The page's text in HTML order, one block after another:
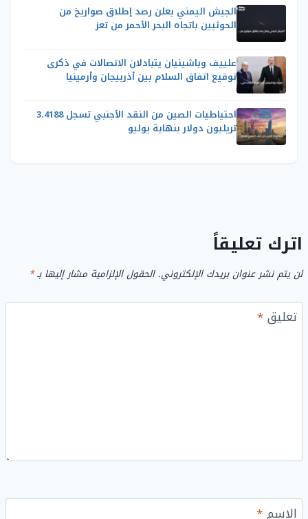
الجيش اليمني يعلن رصد إطلاق صواريخ من
الحوثيين باتجاه البحر الأحمر من تعز
علييف وباشينيان يتبادلان الاتصالات في ذكرى
توقيع اتفاق السلام بين أذربيجان وأرمينيا
احتياطيات الصين من النقد الأجنبي تسجل 3.4188
تريليون دولار بنهاية يوليو
اترك تعليقاً
لن يتم نشر عنوان بريدك الإلكتروني. الحقول الإلزامية مشار إليها بـ*
تعليق*
الاسم*